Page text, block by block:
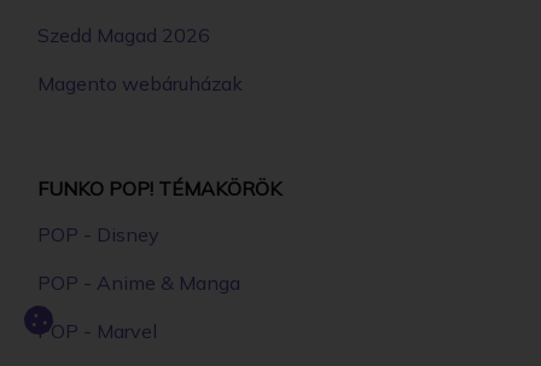
Szedd Magad 2026
Magento webáruházak
FUNKO POP! TÉMAKÖRÖK
POP - Disney
POP - Anime & Manga
POP - Marvel